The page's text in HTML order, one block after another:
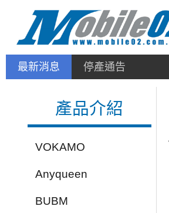
最新消息 停產通告
產品介紹
VOKAMO
Anyqueen
BUBM